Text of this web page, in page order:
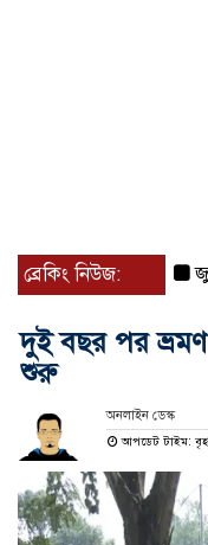
ব্রেকিং নিউজ:
দুই বছর পর ভ্রমণ
শুরু
অনলাইন ডেস্ক
আপডেট টাইম: